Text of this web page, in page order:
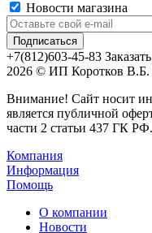
Новости магазина
+7(812)603-45-83
2026 © ИП Коротков
Внимание! Сайт носит
является публичной
части 2 статьи 437 ГК РФ.
Компания
Информация
Помощь
О компании
Новости